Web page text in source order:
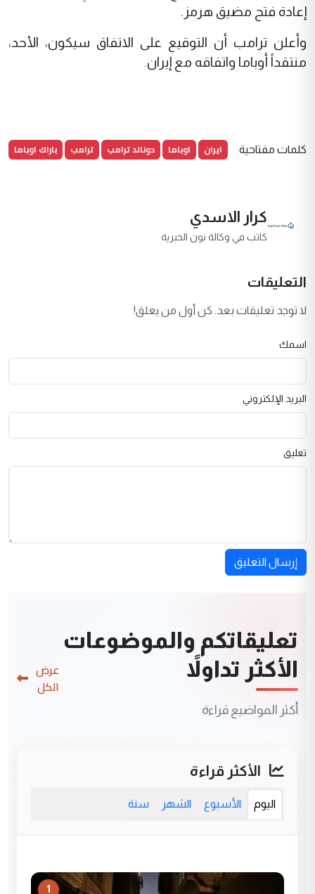
إعادة فتح مضيق هرمز.
وأعلن ترامب أن التوقيع على الاتفاق سيكون، الأحد،
منتقداً أوباما واتفاقه مع إيران.
كلمات مفتاحية ايران اوباما دونالد ترامب ترامب باراك اوباما
كرار الاسدي
كاتب في وكالة نون الخبرية
التعليقات
لا توجد تعليقات بعد. كن أول من يعلق!
اسمك
البريد الإلكتروني
تعليق
إرسال التعليق
تعليقاتكم والموضوعات
الأكثر تداولاً
أكثر المواضيع قراءة
عرض
الكل
الأكثر قراءة
اليوم الأسبوع الشهر سنة
1